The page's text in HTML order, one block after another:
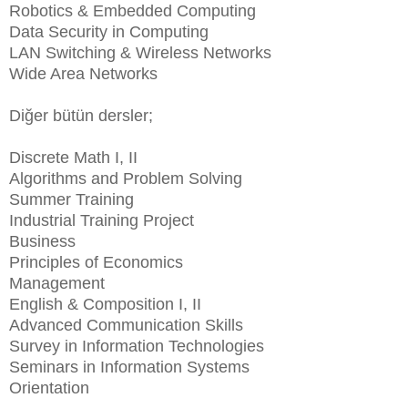
Robotics & Embedded Computing
Data Security in Computing
LAN Switching & Wireless Networks
Wide Area Networks
Diğer bütün dersler;
Discrete Math I, II
Algorithms and Problem Solving
Summer Training
Industrial Training Project
Business
Principles of Economics
Management
English & Composition I, II
Advanced Communication Skills
Survey in Information Technologies
Seminars in Information Systems
Orientation